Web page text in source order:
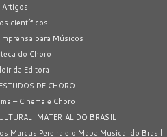
Artigos
científicos
para Músicos
do Choro
da Editora
DE CHORO
– Cinema e Choro
IMATERIAL DO BRASIL
Marcus Pereira e o Mapa Musical do Brasil